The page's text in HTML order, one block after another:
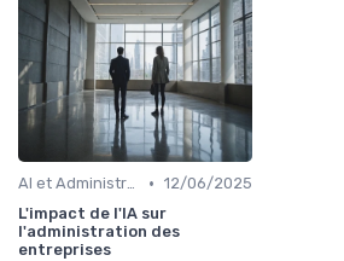
AI et Administration • 12/06/2025
L'impact de l'IA sur
l'administration des
entreprises